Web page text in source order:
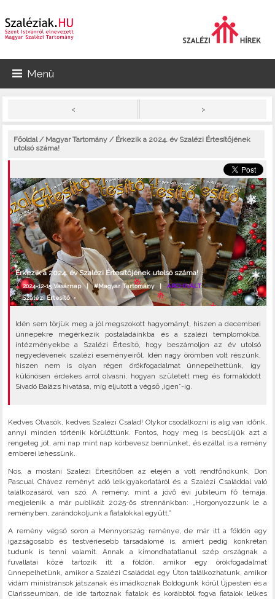
Menü
< >
Főoldal/ Magyar Tartomány / Érkezik a 2024. év Szalézi Értesítőjének
utolsó száma!
Érkezik a 2024. év Szalézi Értesítőjének utolsó száma!
2024-12-15 Vasárnap |#Magyar Tartomány|ARCHIVÁLT
Szalézi Értesítő•
Idén sem törjük meg a jól megszokott hagyományt, hiszen a decemberi
ünnepekre megérkezik postaládáinkba és a szalézi templomokba,
intézményekbe a Szalézi Értesítő, hogy beszámoljon az év utolsó
negyedévének szalézi eseményeiről. Idén nagy örömben volt részünk,
hiszen nem is olyan régen örökfogadalmat ünnepelhettünk, így
különösen érdekes arról olvasni, hogyan született meg és formálódott
Sivadó Balázs hivatása, míg eljutott a végső „igen”-ig.
Kedves Olvasók, kedves Szalézi Család! Olykor csodálkozni is alig van időnk,
annyi minden történik körülöttünk. Fontos, hogy meg is becsüljük azt a
rengeteg jót, ami nap mint nap körbevesz bennünket, és ezáltal is a remény
emberei lehessünk.
Nos, a mostani Szalézi Értesítőben az elején a volt rendfőnökünk, Don
Pascual Chávez reményt adó lelkigyakorlatáról és a Szalézi Családdal való
találkozásáról van szó. A remény, mint a jövő évi jubileum fő témája,
megjelenik a már publikált 2025-ös strennánkban: „Horgonyozzunk le a
reményben, zarándokoljunk a fiatalokkal együtt.”
A remény végső soron a Mennyország reménye, de már itt a földön egy
igazságosabb és testvériesebb társadalomé is, amiért pedig konkrétan
tudunk is tenni valamit. Annak a kimondhatatlanul szép országnak a
fuvallatai közé tartozik itt a földön, amikor egy örökfogadalmat
ünnepelhetünk, amikor a Szalézi Családdal egy Úton találkozhatunk, amikor
vidám ministránsok játszanak és imádkoznak Boldogunk körül Újpesten és a
Clarisseumban, de ide tartoznak fiatalok és korábbtól fogva fiatalok lelkes